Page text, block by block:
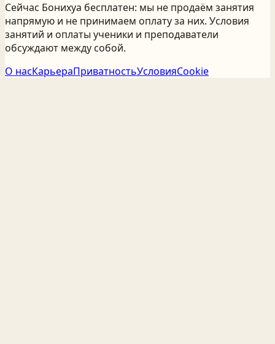
Сейчас Бонихуа бесплатен: мы не продаём занятия
напрямую и не принимаем оплату за них. Условия
занятий и оплаты ученики и преподаватели
обсуждают между собой.
О насКарьераПриватностьУсловияCookie